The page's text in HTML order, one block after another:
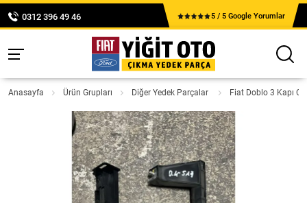
0312 396 49 46 5 / 5 Google Yorumlar
Anasayfa Ürün Grupları Diğer Yedek Parçalar Fiat Doblo 3 Kapı